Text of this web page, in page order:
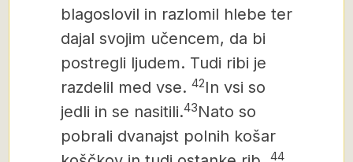
blagoslovil in razlomil hlebe ter
dajal svojim učencem, da bi
postregli ljudem. Tudi ribi je
razdelil med vse. 42In vsi so
jedli in se nasitili.43Nato so
pobrali dvanajst polnih košar
44